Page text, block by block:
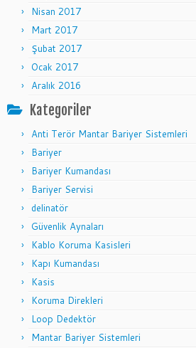
Nisan 2017
Mart 2017
Şubat 2017
Ocak 2017
Aralık 2016
Kategoriler
Anti Terör Mantar Bariyer Sistemleri
Bariyer
Bariyer Kumandası
Bariyer Servisi
delinatör
Güvenlik Aynaları
Kablo Koruma Kasisleri
Kapı Kumandası
Kasis
Koruma Direkleri
Loop Dedektör
Mantar Bariyer Sistemleri